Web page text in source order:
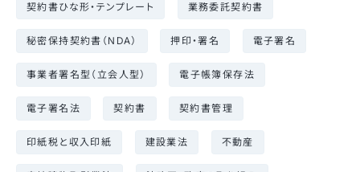
契約書ひな形・テンプレート 業務委託契約書
秘密保持契約書（NDA） 押印・署名 電子署名
事業者署名型（立会人型） 電子帳簿保存法
電子署名法 契約書 契約書管理
印紙税と収入印紙 建設業法 不動産